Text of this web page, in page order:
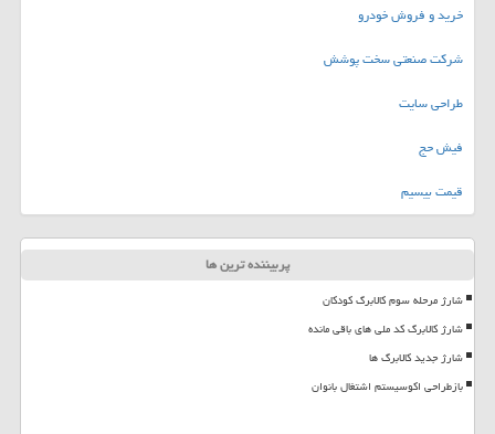
خرید و فروش خودرو
شرکت صنعتی سخت پوشش
طراحی سایت
فیش حج
قیمت بیسیم
پربیننده ترین ها
شارژ مرحله سوم کالابرگ کودکان
شارژ کالابرگ کد ملی های باقی مانده
شارژ جدید کالابرگ ها
بازطراحی اکوسیستم اشتغال بانوان